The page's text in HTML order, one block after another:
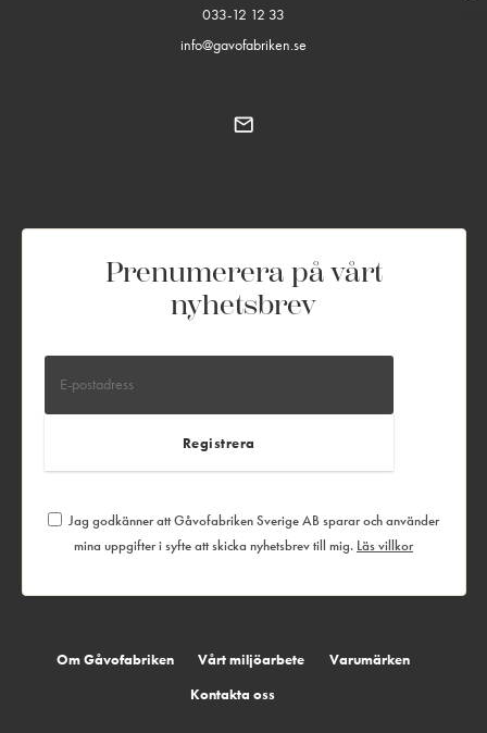
033-12 12 33
info@gavofabriken.se
Prenumerera på vårt
nyhetsbrev
Jag godkänner att Gåvofabriken Sverige AB sparar och använder
mina uppgifter i syfte att skicka nyhetsbrev till mig. Läs villkor
Om Gåvofabriken Vårt miljöarbete
Varumärken
Kontakta oss